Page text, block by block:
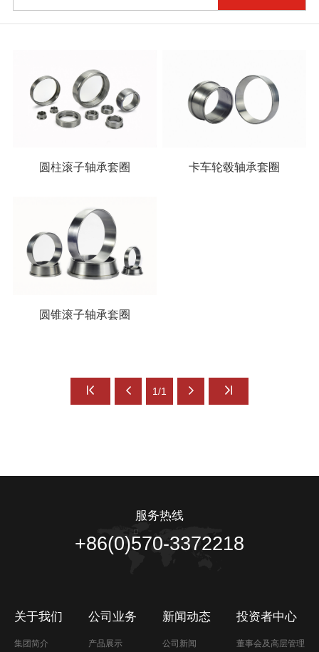
圆柱滚子轴承套圈 卡车轮毂轴承套圈
圆锥滚子轴承套圈
1/1
服务热线
+86(0)570-3372218
关于我们
集团简介
公司业务
产品展示
新闻动态
公司新闻
投资者中心
董事会及高层管理